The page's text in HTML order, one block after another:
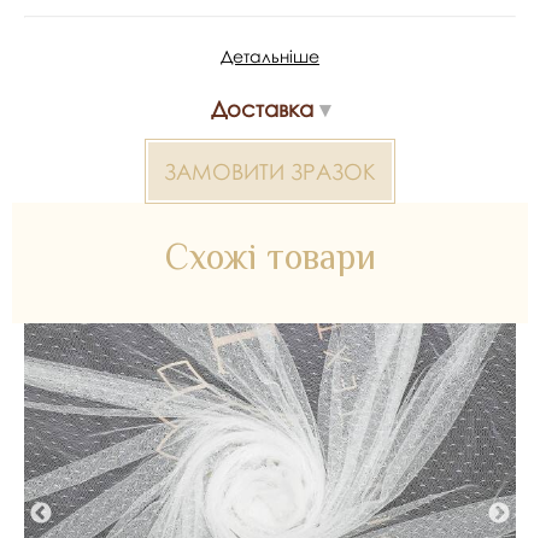
Колір - фуксія
Виробник - Туреччина
Склад - 100% поліестер
Ширина - 3 м
2000000384047 Buse — матеріал для весільних суконь,
декору та колекцій ательє. Доступний оптом і в роздріб в
Inter Tex, SKU 329208.
Детальніше
Доставка
ЗАМОВИТИ ЗРАЗОК
Схожі товари